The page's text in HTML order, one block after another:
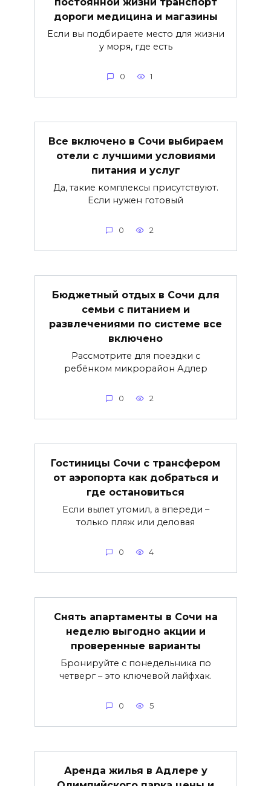
дороги медицина и магазины
Если вы подбираете место для жизни
у моря, где есть
0 1
Все включено в Сочи выбираем
отели с лучшими условиями
питания и услуг
Да, такие комплексы присутствуют.
Если нужен готовый
0 2
Бюджетный отдых в Сочи для
семьи с питанием и
развлечениями по системе все
включено
Рассмотрите для поездки с
ребёнком микрорайон Адлер
0 2
Гостиницы Сочи с трансфером
от аэропорта как добраться и
где остановиться
Если вылет утомил, а впереди –
только пляж или деловая
0 4
Снять апартаменты в Сочи на
неделю выгодно акции и
проверенные варианты
Бронируйте с понедельника по
четверг – это ключевой лайфхак.
0 5
Аренда жилья в Адлере у